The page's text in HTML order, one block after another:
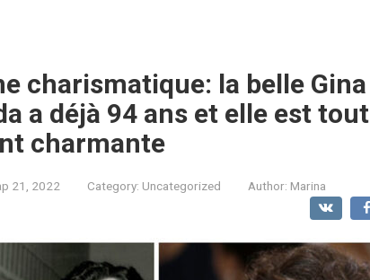
charismatique: la belle Gina
a déjà 94 ans et elle est tout
charmante
21, 2022 Category: Uncategorized Author: Marina